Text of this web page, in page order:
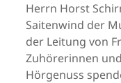
Herrn Horst
Saitenwind der
der Leitung von
Zuhörerinnen
Hörgenuss